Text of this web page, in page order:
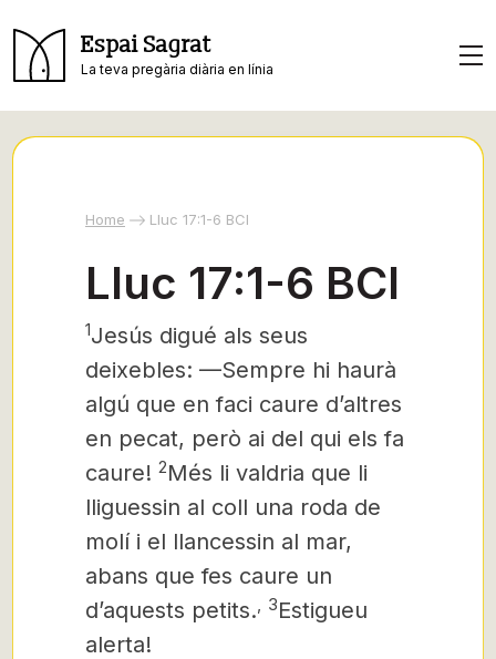
Espai Sagrat
La teva pregària diària en línia
Home Lluc 17:1-6 BCI
Lluc 17:1-6 BCI
1Jesús digué als seus
deixebles: —Sempre hi haurà
algú que en faci caure d’altres
en pecat, però ai del qui els fa
caure! 2Més li valdria que li
lliguessin al coll una roda de
molí i el llancessin al mar,
abans que fes caure un
d’aquests petits.
3Estigueu
alerta!